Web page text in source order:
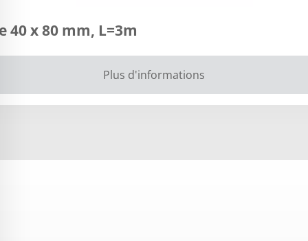
x 80 mm, L=3m
Plus d'informations